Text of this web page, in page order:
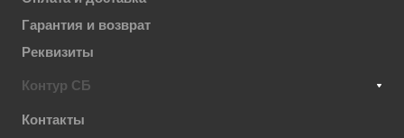
Гарантия и возврат
Реквизиты
Контур СБ
Контакты